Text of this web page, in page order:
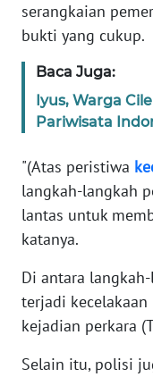
serangkaian
bukti yang cukup.
Baca Juga:
Iyus, Warga
Pariwisata
"(Atas peristiwa
langkah-langkah
lantas untuk
katanya.
Di antara
terjadi
kejadian perkara
Selain itu, polisi
PEDOMAN
MEDIA
REDAKSI
DISCLAIMER
Wahana
Regional
WN